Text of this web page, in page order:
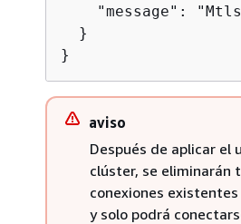
"message":
  }
}
aviso
Después de aplicar el
clúster, se eliminarán
conexiones
y solo podrá